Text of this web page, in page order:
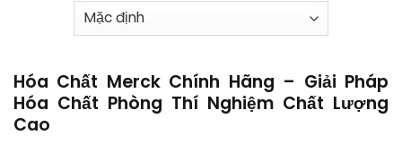
Hóa Chất Merck Chính Hãng – Giải Pháp
Hóa Chất Phòng Thí Nghiệm Chất Lượng
Cao